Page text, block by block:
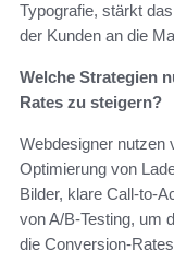
Typografie, stärkt
der Kunden an die
Welche Strategien
Rates zu steigern?
Webdesigner nutzen
Optimierung von
Bilder, klare Call-to-
von A/B-Testing, um
die Conversion-